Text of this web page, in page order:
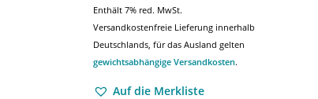
Enthält 7% red. MwSt.
Versandkostenfreie Lieferung innerhalb
Deutschlands, für das Ausland gelten
gewichtsabhängige Versandkosten.
Auf die Merkliste